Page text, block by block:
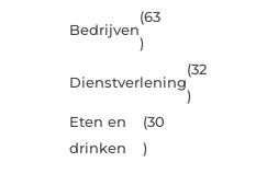
Bedrijven
(63
)
Dienstverlening
(32
)
Eten en
drinken
(30
)